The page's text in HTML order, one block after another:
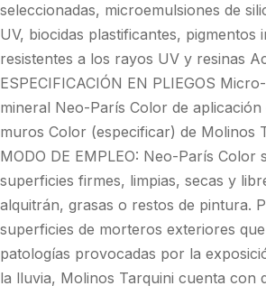
seleccionadas, microemulsiones de
UV, biocidas plastificantes, pigmentos
resistentes a los rayos UV y resinas
ESPECIFICACIÓN EN PLIEGOS
mineral Neo-París Color de
muros Color (especificar) de Molinos
MODO DE EMPLEO: Neo-París Color
superficies firmes, limpias, secas y
alquitrán, grasas o restos de pintura.
superficies de morteros exteriores
patologías provocadas por la
la lluvia, Molinos Tarquini cuenta con